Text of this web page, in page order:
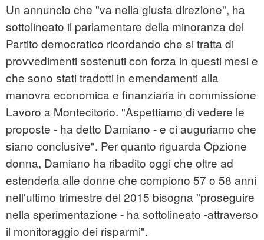
Un annuncio che "va nella giusta direzione", ha
sottolineato il parlamentare della minoranza del
Partito democratico ricordando che si tratta di
provvedimenti sostenuti con forza in questi mesi e
che sono stati tradotti in emendamenti alla
manovra economica e finanziaria in commissione
Lavoro a Montecitorio. "Aspettiamo di vedere le
proposte - ha detto Damiano - e ci auguriamo che
siano conclusive". Per quanto riguarda Opzione
donna, Damiano ha ribadito oggi che oltre ad
estenderla alle donne che compiono 57 o 58 anni
nell'ultimo trimestre del 2015 bisogna "proseguire
nella sperimentazione - ha sottolineato -attraverso
il monitoraggio dei risparmi".